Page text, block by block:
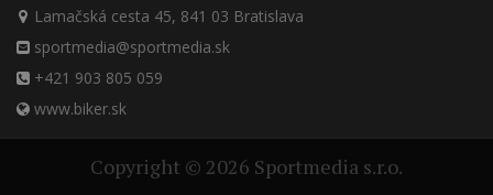
Lamačská cesta 45, 841 03 Bratislava
sportmedia@sportmedia.sk
+421 903 805 059
www.biker.sk
Copyright © 2026 Sportmedia s.r.o.